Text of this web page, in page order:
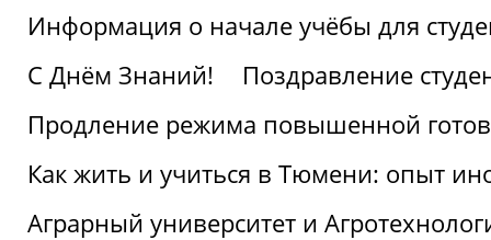
Информация о начале учёбы для
С Днём Знаний!
Поздравление
Продление режима повышенной
Как жить и учиться в Тюмени: опыт
Аграрный университет и